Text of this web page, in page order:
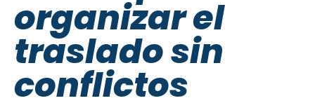
organizar el
traslado sin
conflictos